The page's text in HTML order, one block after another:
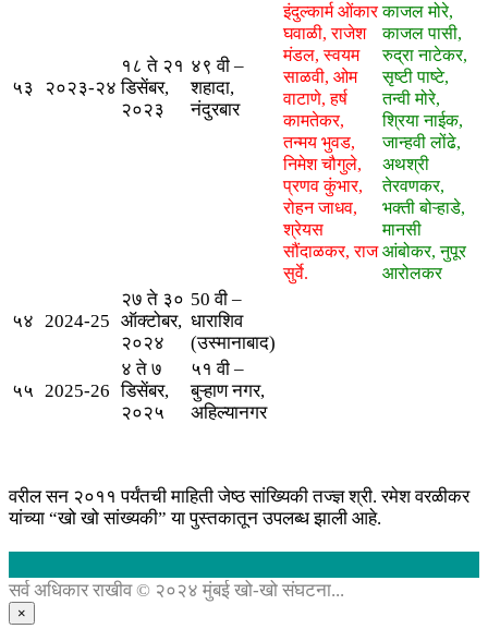
५३ २०२३-२४
१८ ते २१
डिसेंबर,
२०२३
४९ वी –
शहादा,
नंदुरबार
इंदुल्कार्म ओंकार
घवाळी, राजेश
मंडल, स्वयम
साळवी, ओम
वाटाणे, हर्ष
कामतेकर,
तन्मय भुवड,
निमेश चौगुले,
प्रणव कुंभार,
रोहन जाधव,
श्रेयस
सौंदाळकर, राज
सुर्वे.
काजल मोरे,
काजल पासी,
रुद्रा नाटेकर,
सृष्टी पाष्टे,
तन्वी मोरे,
श्रिया नाईक,
जान्हवी लोंढे,
अथश्री
तेरवणकर,
भक्ती बोऱ्हाडे,
मानसी
आंबोकर, नुपूर
आरोलकर
५४ 2024-25
२७ ते ३०
ऑक्टोबर,
२०२४
50 वी –
धाराशिव
(उस्मानाबाद)
५५ 2025-26
४ ते ७
डिसेंबर,
२०२५
५१ वी –
बुऱ्हाण नगर,
अहिल्यानगर
वरील सन २०११ पर्यंतची माहिती जेष्ठ सांख्यिकी तज्ज्ञ श्री. रमेश वरळीकर
यांच्या “खो खो सांख्यकी” या पुस्तकातून उपलब्ध झाली आहे.
सर्व अधिकार राखीव © २०२४ मुंबई खो-खो संघटना...
×